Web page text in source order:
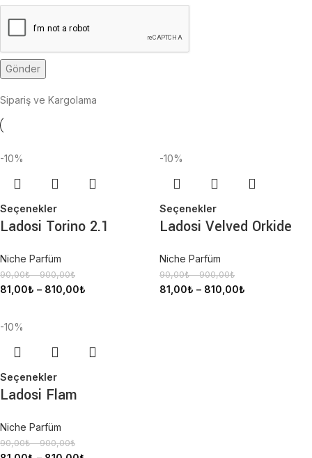
Sipariş ve Kargolama
-10%
Seçenekler
Ladosi Torino 2.1
Niche Parfüm
90,00₺ –900,00₺
81,00₺ – 810,00₺
-10%
Seçenekler
Ladosi Velved Orkide
Niche Parfüm
90,00₺ –900,00₺
81,00₺ – 810,00₺
-10%
Seçenekler
Ladosi Flam
Niche Parfüm
90,00₺ –900,00₺